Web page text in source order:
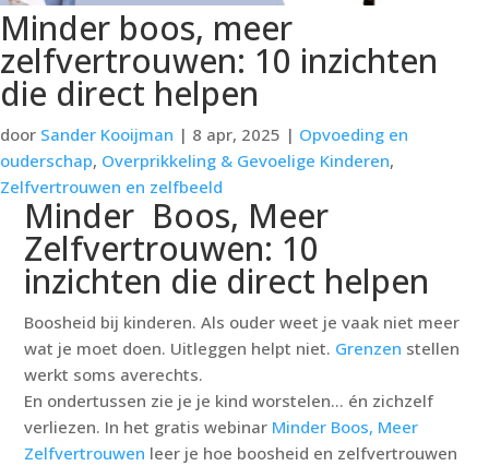
Minder boos, meer
zelfvertrouwen: 10 inzichten
die direct helpen
door Sander Kooijman | 8 apr, 2025 | Opvoeding en
ouderschap, Overprikkeling & Gevoelige Kinderen,
Zelfvertrouwen en zelfbeeld
Minder Boos, Meer
Zelfvertrouwen: 10
inzichten die direct helpen
Boosheid bij kinderen. Als ouder weet je vaak niet meer
wat je moet doen. Uitleggen helpt niet. Grenzen stellen
werkt soms averechts.
En ondertussen zie je je kind worstelen… én zichzelf
verliezen. In het gratis webinar Minder Boos, Meer
Zelfvertrouwen leer je hoe boosheid en zelfvertrouwen